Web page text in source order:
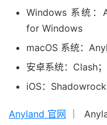
Windows 系统：
for Windows
macOS 系统：
安卓系统：Clash
iOS：
Anyland 官网 ｜